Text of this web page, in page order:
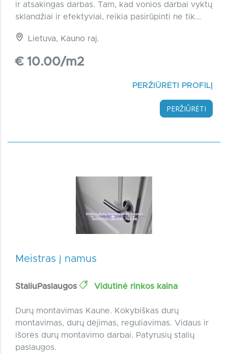
ir atsakingas darbas. Tam, kad vonios darbai vyktų
sklandžiai ir efektyviai, reikia pasirūpinti ne tik...
Lietuva, Kauno raj.
€ 10.00/m2
PERŽIŪRĖTI PROFILĮ
PERŽIŪRĖTI
Meistras į namus
StaliuPaslaugos Vidutinė rinkos kaina
Durų montavimas Kaune. Kokybiškas durų
montavimas, durų dėjimas, reguliavimas. Vidaus ir
išorės durų montavimo darbai. Patyrusių stalių
paslaugos.